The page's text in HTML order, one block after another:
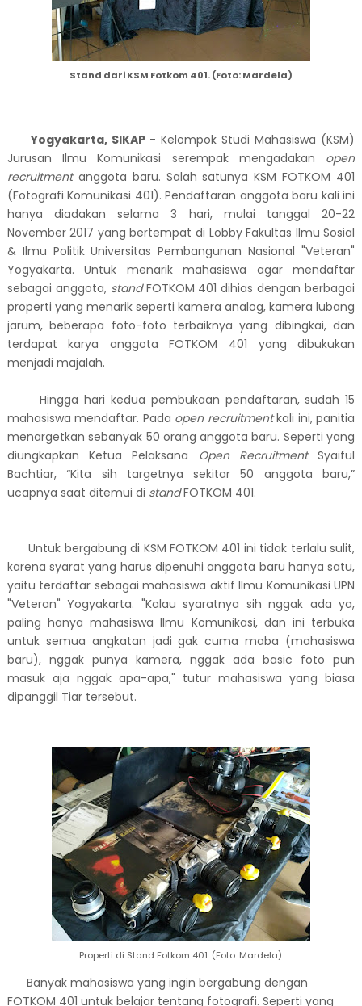
Stand dari KSM Fotkom 401. (Foto: Mardela)
Yogyakarta, SIKAP - Kelompok Studi Mahasiswa (KSM)
Jurusan Ilmu Komunikasi serempak mengadakan open
recruitmentanggota baru. Salah satunya KSM FOTKOM 401
(Fotografi Komunikasi 401). Pendaftaran anggota baru kali ini
hanya diadakan selama 3 hari, mulai tanggal 20-22
November 2017 yang bertempat di Lobby Fakultas Ilmu Sosial
& Ilmu Politik Universitas Pembangunan Nasional "Veteran"
Yogyakarta. Untuk menarik mahasiswa agar mendaftar
sebagai anggota, standFOTKOM 401 dihias dengan berbagai
properti yang menarik seperti kamera analog, kamera lubang
jarum, beberapa foto-foto terbaiknya yang dibingkai, dan
terdapat karya anggota FOTKOM 401 yang dibukukan
menjadi majalah.
Hingga hari kedua pembukaan pendaftaran, sudah 15
mahasiswa mendaftar. Pada open recruitmentkali ini, panitia
menargetkan sebanyak 50 orang anggota baru. Seperti yang
diungkapkan Ketua Pelaksana Open RecruitmentSyaiful
Bachtiar, “Kita sih targetnya sekitar 50 anggota baru,”
ucapnya saat ditemui di standFOTKOM 401.
Untuk bergabung di KSM FOTKOM 401 ini tidak terlalu sulit,
karena syarat yang harus dipenuhi anggota baru hanya satu,
yaitu terdaftar sebagai mahasiswa aktif Ilmu Komunikasi UPN
"Veteran" Yogyakarta. "Kalau syaratnya sih nggak ada ya,
paling hanya mahasiswa Ilmu Komunikasi, dan ini terbuka
untuk semua angkatan jadi gak cuma maba (mahasiswa
baru), nggak punya kamera, nggak ada basic foto pun
masuk aja nggak apa-apa," tutur mahasiswa yang biasa
dipanggil Tiar tersebut.
Properti di Stand Fotkom 401. (Foto: Mardela)
Banyak mahasiswa yang ingin bergabung dengan
FOTKOM 401 untuk belajar tentang fotografi. Seperti yang